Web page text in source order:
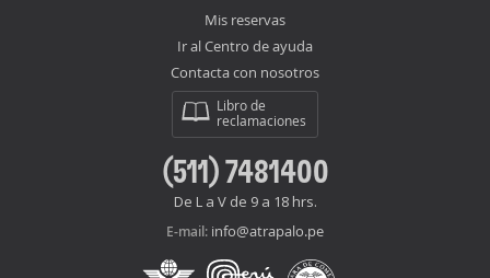
Mis reservas
Ir al Centro de ayuda
Contacta con nosotros
Libro de
reclamaciones
(511) 7481400
De L a V de 9 a 18 hrs.
E-mail: info@atrapalo.pe